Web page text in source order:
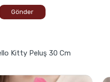
Gönder
Kitty Peluş 30 Cm